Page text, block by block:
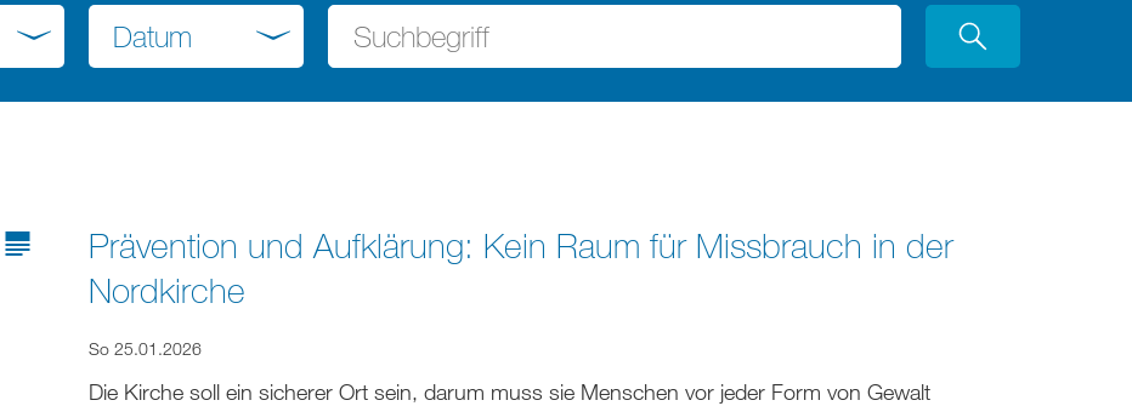
Datum
Prävention und Aufklärung: Kein Raum für Missbrauch in der
Nordkirche
So 25.01.2026
Die Kirche soll ein sicherer Ort sein, darum muss sie Menschen vor jeder Form von Gewalt